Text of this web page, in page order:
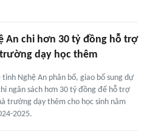
An chi hơn 30 tỷ đồng hỗ trợ
dạy học thêm
tỉnh Nghệ An phân bổ, giao bổ sung dự
ngân sách hơn 30 tỷ đồng để hỗ trợ
trường dạy thêm cho học sinh năm
2025.